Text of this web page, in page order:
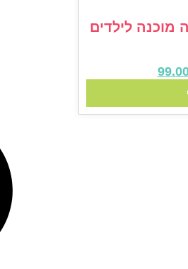
מוכנה לילדים